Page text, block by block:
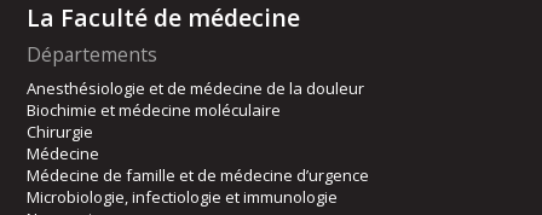
La Faculté de médecine
Départements
Anesthésiologie et de médecine de la douleur
Biochimie et médecine moléculaire
Chirurgie
Médecine
Médecine de famille et de médecine d’urgence
Microbiologie, infectiologie et immunologie